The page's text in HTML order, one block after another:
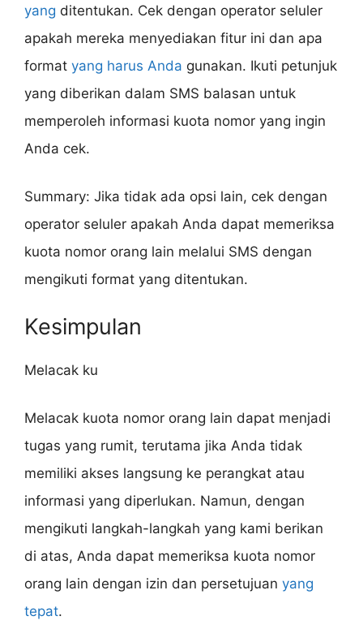
yang ditentukan. Cek dengan operator seluler
apakah mereka menyediakan fitur ini dan apa
format yang harus Anda gunakan. Ikuti petunjuk
yang diberikan dalam SMS balasan untuk
memperoleh informasi kuota nomor yang ingin
Anda cek.
Summary: Jika tidak ada opsi lain, cek dengan
operator seluler apakah Anda dapat memeriksa
kuota nomor orang lain melalui SMS dengan
mengikuti format yang ditentukan.
Kesimpulan
Melacak ku
Melacak kuota nomor orang lain dapat menjadi
tugas yang rumit, terutama jika Anda tidak
memiliki akses langsung ke perangkat atau
informasi yang diperlukan. Namun, dengan
mengikuti langkah-langkah yang kami berikan
di atas, Anda dapat memeriksa kuota nomor
orang lain dengan izin dan persetujuan yang
tepat.